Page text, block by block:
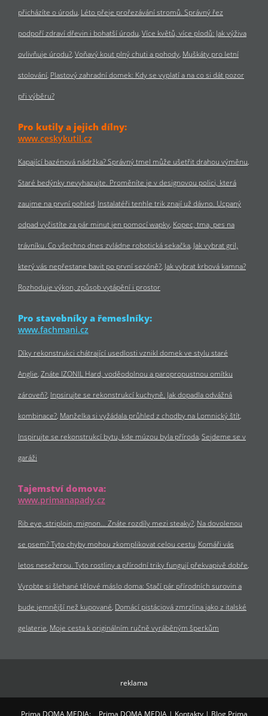
přicházíte o úrodu Léto přeje prořezávání stromů. Správný řez
podpoří zdraví dřevin i bohatší úrodu Více květů, více plodů: Jak výživa
ovlivňuje úrodu? Voňavý kout plný chuti a pohody Muškáty pro letní
stolování Plastový zahradní domek: Kdy se vyplatí a na co si dát pozor
při výběru?
Pro kutily a jejich dílny:
www.ceskykutil.cz
Kapající bazénová nádržka? Správný tmel může ušetřit drahou výměnu
Staré bedýnky nevyhazujte. Proměníte je v designovou polici, která
zaujme na první pohled Instalatéři tenhle trik znají už dávno. Ucpaný
odpad vyčistíte za pár minut jen pomocí wapky Kopec, tma, pes na
trávníku. Co všechno dnes zvládne robotická sekačka Jak vybrat gril,
který vás nepřestane bavit po první sezóně? Jak vybrat krbová kamna?
Rozhoduje výkon, způsob vytápění i prostor
Pro stavebníky a řemeslníky:
www.fachmani.cz
Díky rekonstrukci chátrající usedlosti vznikl domek ve stylu staré
Anglie Znáte IZONIL Hard, voděodolnou a paropropustnou omítku
zároveň? Inpsirujte se rekonstrukcí kuchyně. Jak dopadla odvážná
kombinace? Manželka si vyžádala průhled z chodby na Lomnický štít
Inspirujte se rekonstrukcí bytu, kde múzou byla příroda Sejdeme se v
garáži
Tajemství domova:
www.primanapady.cz
Rib eye, striploin, mignon… Znáte rozdíly mezi steaky? Na dovolenou
se psem? Tyto chyby mohou zkomplikovat celou cestu Komáři vás
letos nesežerou. Tyto rostliny a přírodní triky fungují překvapivě dobře
Vyrobte si šlehané tělové máslo doma: Stačí pár přírodních surovin a
bude jemnější než kupované Domácí pistáciová zmrzlina jako z italské
gelaterie Moje cesta k originálním ručně vyráběným šperkům
reklama